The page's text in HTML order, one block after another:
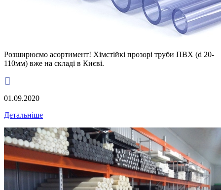
Розширюємо асортимент! Хімстійкі прозорі труби ПВХ (d 20-
110мм) вже на складі в Києві.

01.09.2020
Детальніше